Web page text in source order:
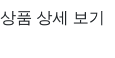
상품 상세 보기